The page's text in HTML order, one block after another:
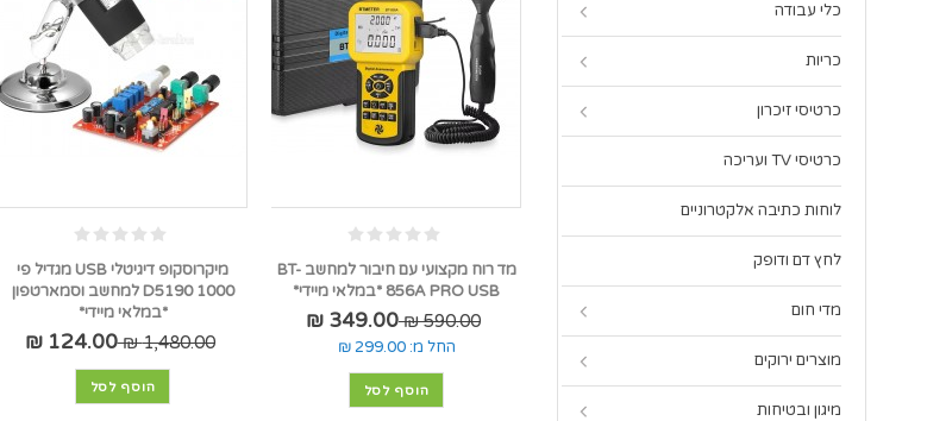
מד רוח מקצועי עם חיבור למחשב BT-
856A PRO USB *במלאי מיידי*
590.00 ₪
349.00 ₪
החל מ: 299.00 ₪
הוסף לסל
מיקרוסקופ דיגיטלי USB מגדיל פי
1000 D5190 למחשב וסמארטפון
*במלאי מיידי*
1,480.00 ₪
124.00 ₪
הוסף לסל
כלי עבודה
כריות
כרטיסי זיכרון
כרטיסי TV ועריכה
לוחות כתיבה אלקטרוניים
לחץ דם ודופק
מדי חום
מוצרים ירוקים
מיגון ובטיחות